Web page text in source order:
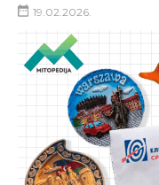
PRIJAVI LAŽNU VEST!
19.02.2026.